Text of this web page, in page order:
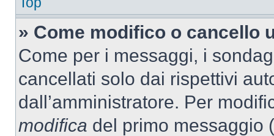
» Come modifico o cancello
Come per i messaggi, i
cancellati solo dai rispettivi
dall’amministratore. Per
modifica del primo messaggio